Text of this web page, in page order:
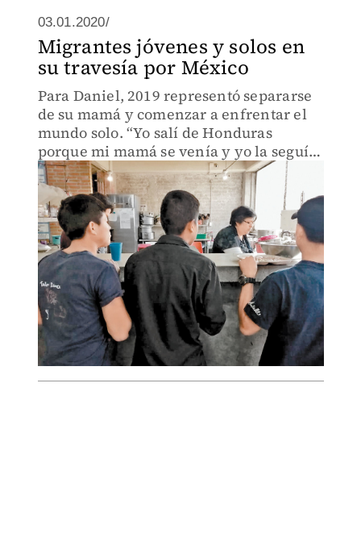
03.01.2020/
Migrantes jóvenes y solos en
su travesía por México
Para Daniel, 2019 representó separarse
de su mamá y comenzar a enfrentar el
mundo solo. “Yo salí de Honduras
porque mi mamá se venía y yo la seguí”,
dice.